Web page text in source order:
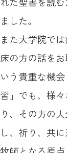
ました。
また大学院で
床の方の話を
いう貴重な機
習」でも、様
り、その方の
し、祈り、共